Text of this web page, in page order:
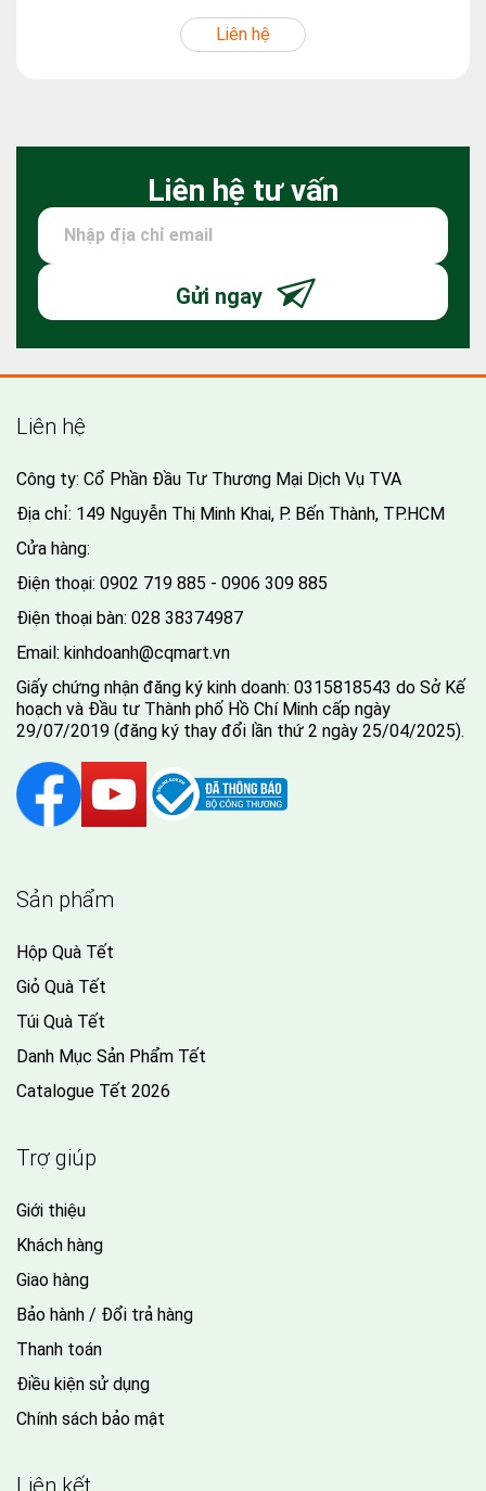
Liên hệ
Liên hệ tư vấn
Gửi ngay
Liên hệ
Công ty: Cổ Phần Đầu Tư Thương Mại Dịch Vụ TVA
Địa chỉ: 149 Nguyễn Thị Minh Khai, P. Bến Thành, TP.HCM
Cửa hàng:
Điện thoại: 0902 719 885 - 0906 309 885
Điện thoại bàn: 028 38374987
Email: kinhdoanh@cqmart.vn
Giấy chứng nhận đăng ký kinh doanh: 0315818543 do Sở Kế
hoạch và Đầu tư Thành phố Hồ Chí Minh cấp ngày
29/07/2019 (đăng ký thay đổi lần thứ 2 ngày 25/04/2025).
Sản phẩm
Hộp Quà Tết
Giỏ Quà Tết
Túi Quà Tết
Danh Mục Sản Phẩm Tết
Catalogue Tết 2026
Trợ giúp
Giới thiệu
Khách hàng
Giao hàng
Bảo hành / Đổi trả hàng
Thanh toán
Điều kiện sử dụng
Chính sách bảo mật
Liên kết